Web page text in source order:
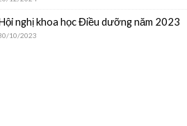
nghị khoa học Điều dưỡng năm 2023
10/2023